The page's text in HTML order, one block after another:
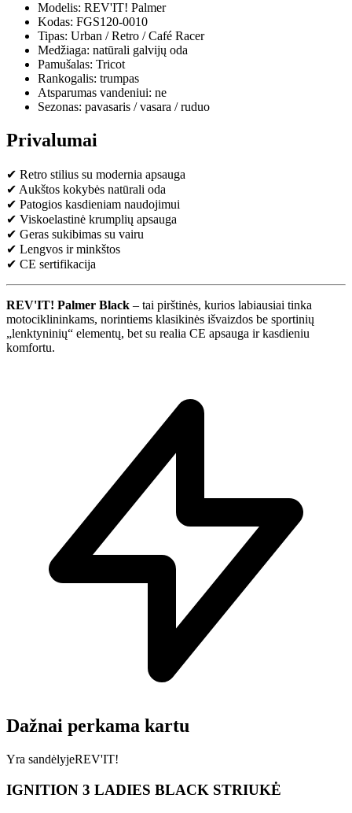
Modelis: REV'IT! Palmer
Kodas: FGS120-0010
Tipas: Urban / Retro / Café Racer
Medžiaga: natūrali galvijų oda
Pamušalas: Tricot
Rankogalis: trumpas
Atsparumas vandeniui: ne
Sezonas: pavasaris / vasara / ruduo
Privalumai
✔ Retro stilius su modernia apsauga
✔ Aukštos kokybės natūrali oda
✔ Patogios kasdieniam naudojimui
✔ Viskoelastinė krumplių apsauga
✔ Geras sukibimas su vairu
✔ Lengvos ir minkštos
✔ CE sertifikacija
REV'IT! Palmer Black – tai pirštinės, kurios labiausiai tinka
motociklininkams, norintiems klasikinės išvaizdos be sportinių
„lenktyninių“ elementų, bet su realia CE apsauga ir kasdieniu
komfortu.
Dažnai perkama kartu
Yra sandėlyjeREV'IT!
IGNITION 3 LADIES BLACK STRIUKĖ